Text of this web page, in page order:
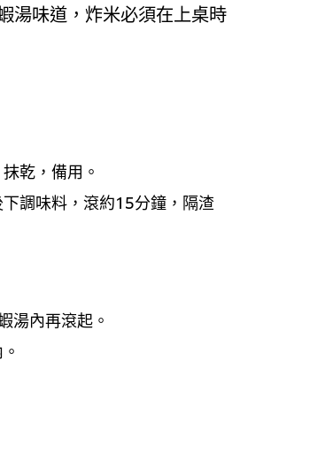
湯味道，炸米必須在上桌時
乾，備用。
調味料，滾約15分鐘，隔渣
湯內再滾起。